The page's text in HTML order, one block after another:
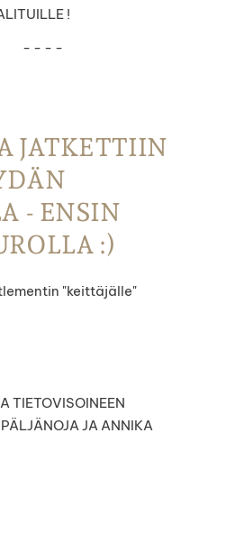
!
- - - -
JATKETTIIN
- ENSIN
:)
"keittäjälle"
TIETOVISOINEEN
JA ANNIKA